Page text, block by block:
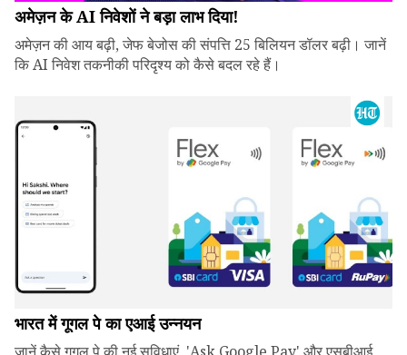
अमेज़न के AI निवेशों ने बड़ा लाभ दिया!
अमेज़न की आय बढ़ी, जेफ बेजोस की संपत्ति 25 बिलियन डॉलर बढ़ी। जानें
कि AI निवेश तकनीकी परिदृश्य को कैसे बदल रहे हैं।
भारत में गूगल पे का एआई उन्नयन